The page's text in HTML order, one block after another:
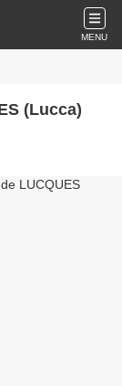
MENU
(Lucca)